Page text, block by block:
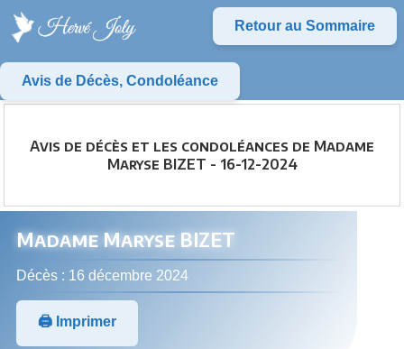
Retour au Sommaire
Avis de Décès, Condoléance
Avis de décès et les condoléances de Madame
Maryse BIZET - 16-12-2024
Madame Maryse BIZET
Décès : 16 décembre 2024
🖨️ Imprimer